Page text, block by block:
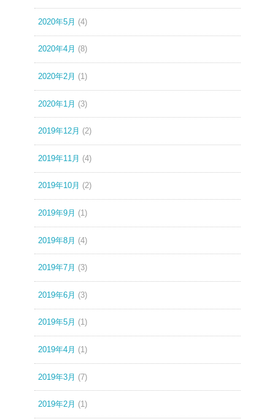
2020年5月 (4)
2020年4月 (8)
2020年2月 (1)
2020年1月 (3)
2019年12月 (2)
2019年11月 (4)
2019年10月 (2)
2019年9月 (1)
2019年8月 (4)
2019年7月 (3)
2019年6月 (3)
2019年5月 (1)
2019年4月 (1)
2019年3月 (7)
2019年2月 (1)